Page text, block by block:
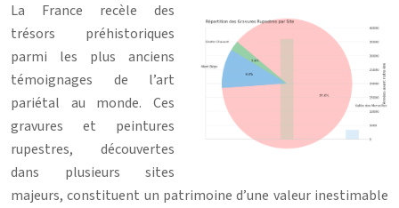
La France recèle des
trésors préhistoriques
parmi les plus anciens
témoignages de l’art
pariétal au monde. Ces
gravures et peintures
rupestres, découvertes
dans plusieurs sites
majeurs, constituent un patrimoine d’une valeur inestimable